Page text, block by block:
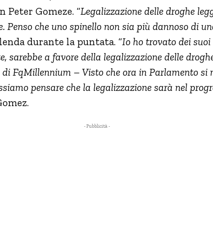
Gomeze. “Legalizzazione delle droghe
Penso che uno spinello non sia più dannoso di
durante la puntata. “Io ho trovato dei
sarebbe a favore della legalizzazione delle
FqMillennium – Visto che ora in Parlamento si
pensare che la legalizzazione sarà nel
- Pubblicità -